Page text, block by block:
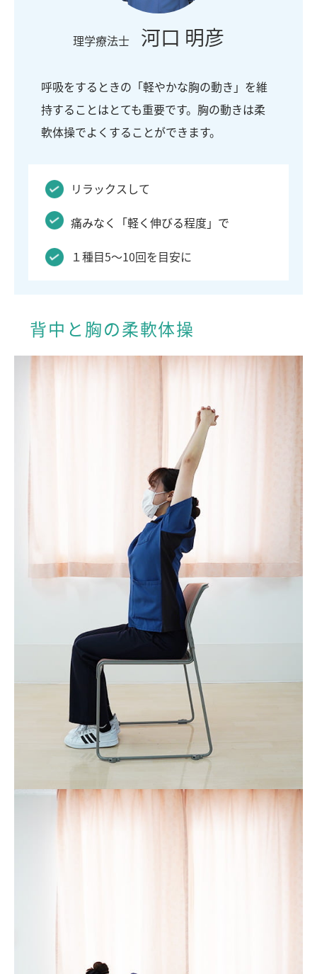
理学療法士 河口 明彦
呼吸をするときの「軽やかな胸の動き」を維
持することはとても重要です。胸の動きは柔
軟体操でよくすることができます。
リラックスして
痛みなく「軽く伸びる程度」で
１種目5～10回を目安に
背中と胸の柔軟体操